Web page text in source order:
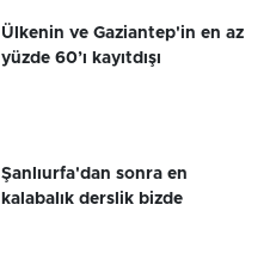
Ülkenin ve Gaziantep'in en az
yüzde 60’ı kayıtdışı
Şanlıurfa'dan sonra en
kalabalık derslik bizde